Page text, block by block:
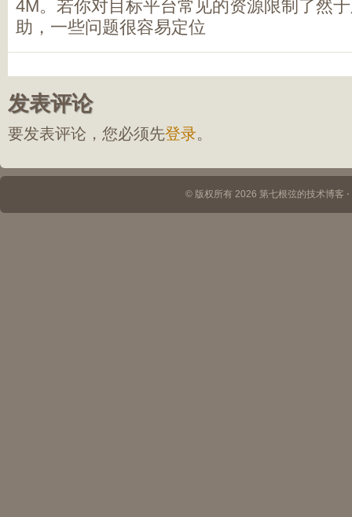
4M。若你对目标平台常见的资源限制了然
助，一些问题很容易定位
发表评论
要发表评论，您必须先登录。
© 版权所有 2026 第七根弦的技术博客